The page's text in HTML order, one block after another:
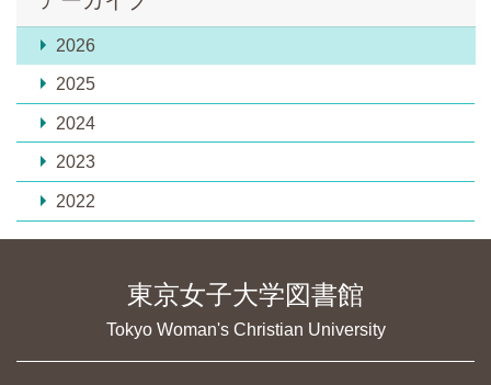
2026
2025
2024
2023
2022
東京女子大学図書館
Tokyo Woman's Christian University